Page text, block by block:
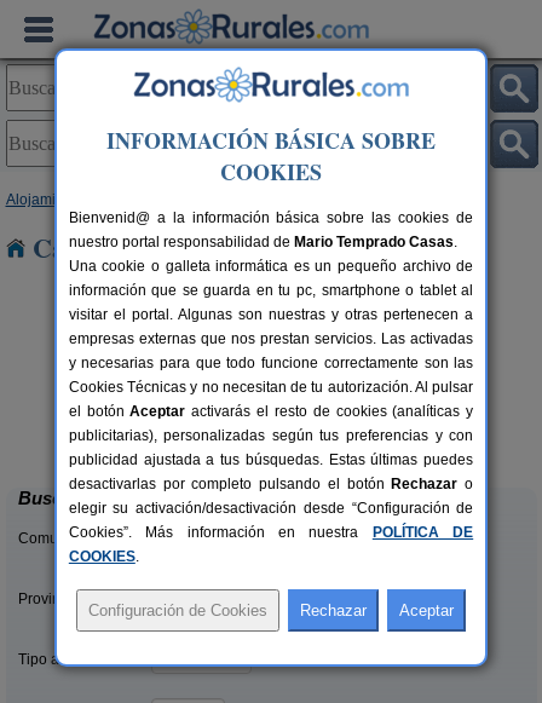
Alojamientos
Casas Rurales cerca de Roca
2+1 pers.
desde49 €
Casa Rural Xeitosiña
Combarro (Pontevedra)
Buscar
Comunidades:
Provincias/Islas:
Tipo alquiler:
INFORMACIÓN BÁSICA SOBRE
COOKIES
Bienvenid@ a la información básica sobre las cookies de
nuestro portal responsabilidad de Mario Temprado Casas.
Una cookie o galleta informática es un pequeño archivo de
información que se guarda en tu pc, smartphone o tablet al
visitar el portal. Algunas son nuestras y otras pertenecen a
empresas externas que nos prestan servicios. Las activadas
y necesarias para que todo funcione correctamente son las
Cookies Técnicas y no necesitan de tu autorización. Al pulsar
el botónAceptar activarás el resto de cookies (analíticas y
publicitarias), personalizadas según tus preferencias y con
publicidad ajustada a tus búsquedas. Estas últimas puedes
desactivarlas por completo pulsando el botón Rechazar o
elegir su activación/desactivación desde “Configuración de
Cookies”. Más información en nuestra
POLÍTICA DE
COOKIES.